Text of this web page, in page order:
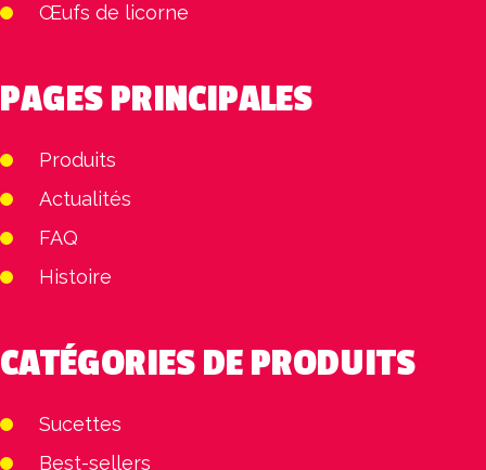
Œufs de licorne
PAGES PRINCIPALES
Produits
Actualités
FAQ
Histoire
CATÉGORIES DE PRODUITS
Sucettes
Best-sellers